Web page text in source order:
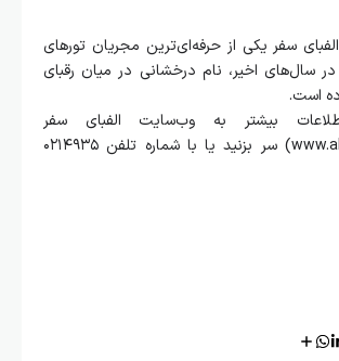
سفر یکی از حرفه‌ای‌ترین مجریان تورهای
سال‌های اخیر، نام درخشانی در میان رقبای
است.
بیشتر به وب‌سایت الفبای سفر
(www.alefbatour.com) سر بزنید یا با شماره تلفن ۰۲۱۴۹۳۵